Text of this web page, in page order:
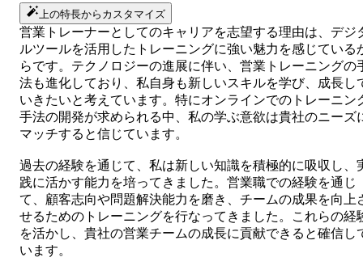
上の特長からカスタマイズ
営業トレーナーとしてのキャリアを志望する理由は、デジ
ルツールを活用したトレーニングに強い魅力を感じている
らです。テクノロジーの進展に伴い、営業トレーニングの
法も進化しており、私自身も新しいスキルを学び、成長し
いきたいと考えています。特にオンラインでのトレーニン
手法の開発が求められる中、私の学ぶ意欲は貴社のニーズ
マッチすると信じています。
過去の経験を通じて、私は新しい知識を積極的に吸収し、
践に活かす能力を培ってきました。営業職での経験を通じ
て、顧客志向や問題解決能力を磨き、チームの成果を向上
せるためのトレーニングを行なってきました。これらの経
を活かし、貴社の営業チームの成長に貢献できると確信し
います。